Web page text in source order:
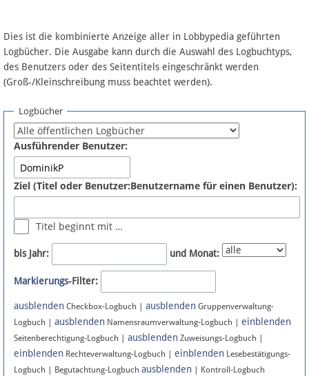
Artikel nach Kategorien
FAQ
Fördermitglied werden
Fehler melden
Newsletter
Bluesky
Facebook
Instagram
Dies ist die kombinierte Anzeige aller in Lobbypedia geführten
Logbücher. Die Ausgabe kann durch die Auswahl des Logbuchtyps,
des Benutzers oder des Seitentitels eingeschränkt werden
(Groß-/Kleinschreibung muss beachtet werden).
Logbücher
Ausführender Benutzer:
Ziel (Titel oder Benutzer:Benutzername für einen Benutzer):
Titel beginnt mit …
bis Jahr: und Monat:
Markierungs-Filter:
ausblenden Checkbox-Logbuch | ausblenden Gruppenverwaltung-
Logbuch | ausblenden Namensraumverwaltung-Logbuch | einblenden
Seitenberechtigung-Logbuch | ausblenden Zuweisungs-Logbuch |
einblenden Rechteverwaltung-Logbuch | einblenden Lesebestätigungs-
Logbuch | Begutachtung-Logbuch ausblenden | Kontroll-Logbuch